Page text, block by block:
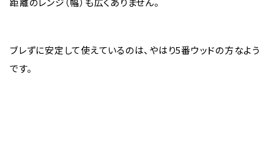
ブレずに安定して使えているのは、やはり5番ウッドの方なよう
です。